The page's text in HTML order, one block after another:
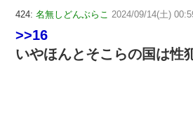
424: 名無しどんぶらこ 2024/09/14(土)
>>16
いやほんとそこらの国は性